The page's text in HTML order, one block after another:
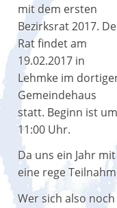
mit dem ersten
Bezirksrat 2017.
Rat findet am
19.02.2017 in
Lehmke im
Gemeindehaus
statt. Beginn ist um
11:00 Uhr.
Da uns ein Jahr
eine rege
Wer sich also